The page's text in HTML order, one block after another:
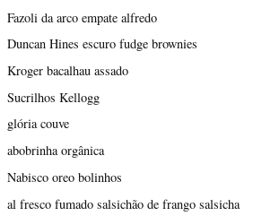
Fazoli da arco empate alfredo
Duncan Hines escuro fudge brownies
Kroger bacalhau assado
Sucrilhos Kellogg
glória couve
abobrinha orgânica
Nabisco oreo bolinhos
al fresco fumado salsichão de frango salsicha